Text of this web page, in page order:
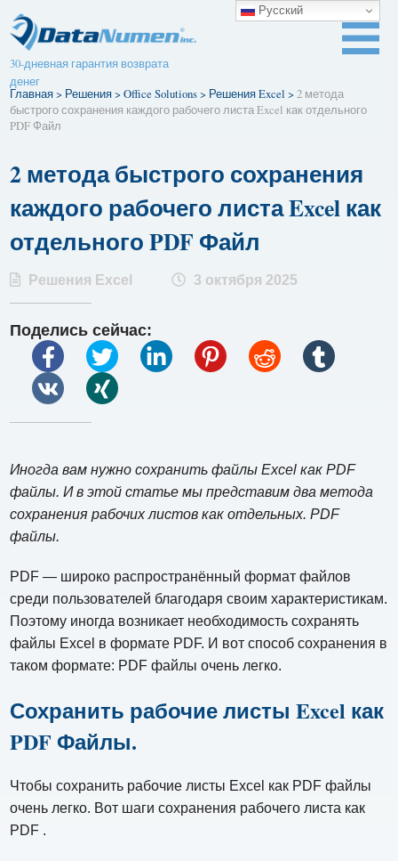
30-дневная гарантия возврата
денег
Главная> Решения>Office Solutions> Решения Excel >2 метода
быстрого сохранения каждого рабочего листа Excel как отдельного
PDF Файл
2 метода быстрого сохранения
каждого рабочего листа Excel как
отдельного PDF Файл
Решения Excel 3 октября 2025
Поделись сейчас:
Иногда вам нужно сохранить файлы Excel как PDF
файлы. И в этой статье мы представим два метода
сохранения рабочих листов как отдельных. PDF
файлы.
PDF — широко распространённый формат файлов
среди пользователей благодаря своим характеристикам.
Поэтому иногда возникает необходимость сохранять
файлы Excel в формате PDF. И вот способ сохранения в
таком формате: PDF файлы очень легко.
Сохранить рабочие листы Excel как
PDF Файлы.
Чтобы сохранить рабочие листы Excel как PDF файлы
очень легко. Вот шаги сохранения рабочего листа как
PDF .
Русский